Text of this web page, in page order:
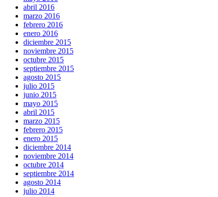
abril 2016
marzo 2016
febrero 2016
enero 2016
diciembre 2015
noviembre 2015
octubre 2015
septiembre 2015
agosto 2015
julio 2015
junio 2015
mayo 2015
abril 2015
marzo 2015
febrero 2015
enero 2015
diciembre 2014
noviembre 2014
octubre 2014
septiembre 2014
agosto 2014
julio 2014